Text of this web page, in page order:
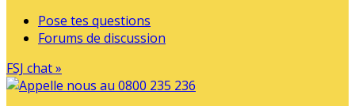
Pose tes questions
Forums de discussion
FSJ chat »